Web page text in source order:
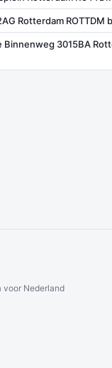
Rotterdam ROTTDM
Binnenweg 3015BA
voor Nederland